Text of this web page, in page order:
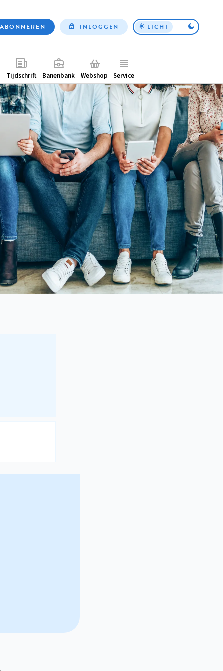
Top
ABONNEREN INLOGGEN LICHT
Tijdschrift Banenbank Webshop Service